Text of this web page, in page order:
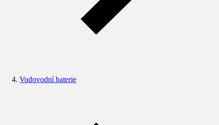
Vodovodní baterie